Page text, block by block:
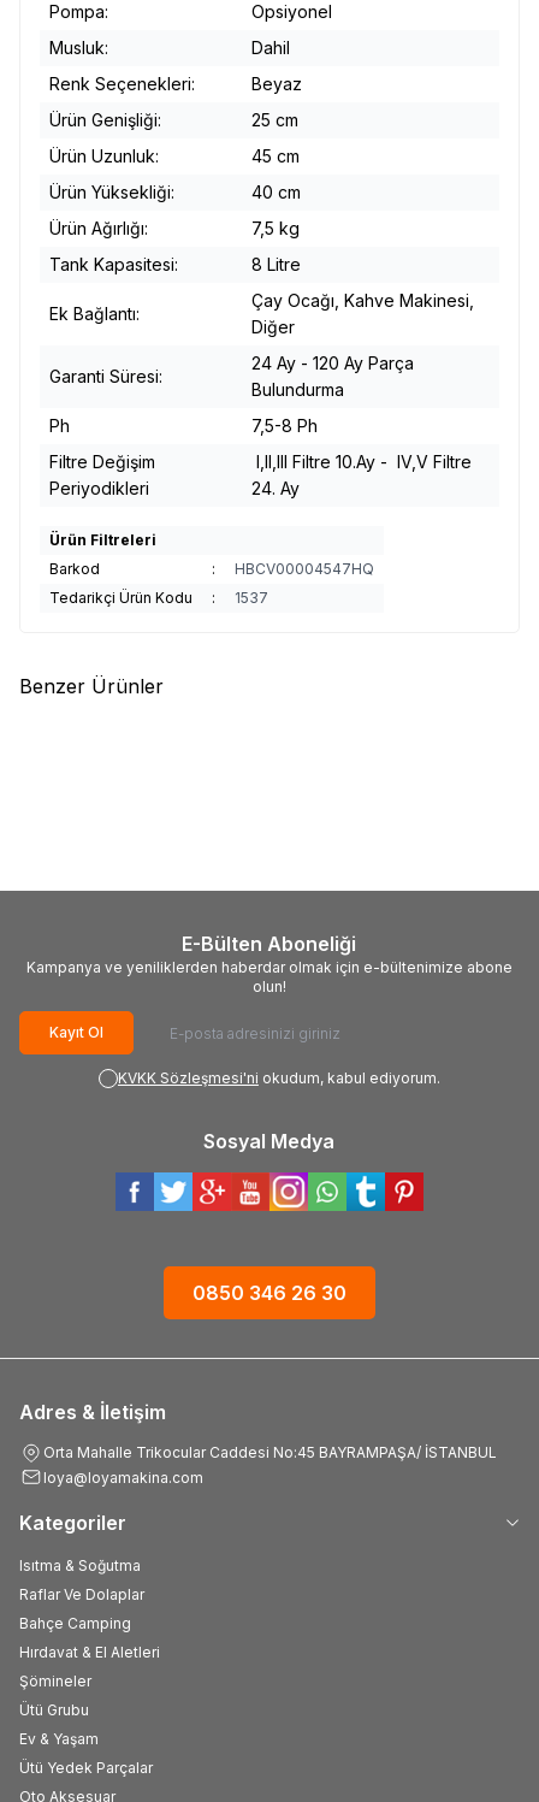
Pompa:
Opsiyonel
Musluk:
Dahil
Renk Seçenekleri:
Beyaz
Ürün Genişliği:
25 cm
Ürün Uzunluk:
45 cm
Ürün Yüksekliği:
40 cm
Ürün Ağırlığı:
7,5 kg
Tank Kapasitesi:
8 Litre
Ek Bağlantı:
Çay Ocağı, Kahve Makinesi,
Diğer
Garanti Süresi:
24 Ay - 120 Ay Parça
Bulundurma
Ph
7,5-8 Ph
Filtre Değişim
Periyodikleri
I,II,III Filtre 10.Ay - IV,V Filtre
24. Ay
Ürün Filtreleri
Barkod
:
HBCV00004547HQ
Tedarikçi Ürün Kodu
: 1537
Benzer Ürünler
E-Bülten Aboneliği
Kampanya ve yeniliklerden haberdar olmak için e-bültenimize abone
olun!
Kayıt Ol
KVKK Sözleşmesi'ni okudum, kabul ediyorum.
Sosyal Medya
0850 346 26 30
Adres & İletişim
Orta Mahalle Trikocular Caddesi No:45 BAYRAMPAŞA/ İSTANBUL
loya@loyamakina.com
Kategoriler
Isıtma & Soğutma
Raflar Ve Dolaplar
Bahçe Camping
Hırdavat & El Aletleri
Şömineler
Ütü Grubu
Ev & Yaşam
Ütü Yedek Parçalar
Oto Aksesuar